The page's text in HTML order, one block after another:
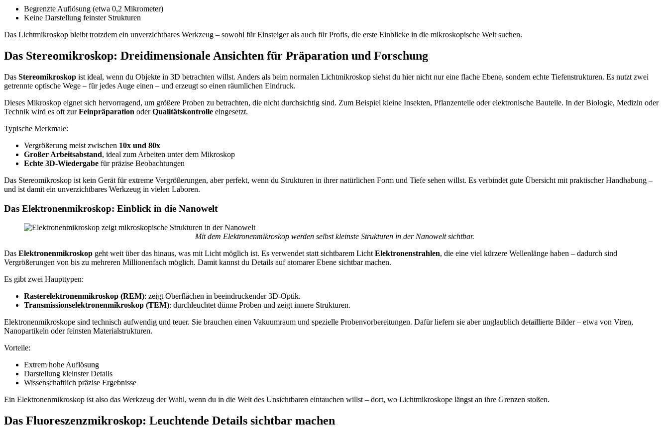
Begrenzte Auflösung (etwa 0,2 Mikrometer)
Keine Darstellung feinster Strukturen
Das Lichtmikroskop bleibt trotzdem ein unverzichtbares Werkzeug – sowohl für Einsteiger als auch für Profis, die erste Einblicke in die mikroskopische Welt suchen.
Das Stereomikroskop: Dreidimensionale Ansichten für Präparation und Forschung
Das Stereomikroskop ist ideal, wenn du Objekte in 3D betrachten willst. Anders als beim normalen Lichtmikroskop siehst du hier nicht nur eine flache Ebene, sondern echte Tiefenstrukturen. Es nutzt zwei
getrennte optische Wege – für jedes Auge einen – und erzeugt so einen räumlichen Eindruck.
Dieses Mikroskop eignet sich hervorragend, um größere Proben zu betrachten, die nicht durchsichtig sind. Zum Beispiel kleine Insekten, Pflanzenteile oder elektronische Bauteile. In der Biologie, Medizin oder
Technik wird es oft zurFeinpräparation oderQualitätskontrolle eingesetzt.
Typische Merkmale:
Vergrößerung meist zwischen 10x und 80x
Großer Arbeitsabstand, ideal zum Arbeiten unter dem Mikroskop
Echte 3D-Wiedergabe für präzise Beobachtungen
Das Stereomikroskop ist kein Gerät für extreme Vergrößerungen, aber perfekt, wenn du Strukturen in ihrer natürlichen Form und Tiefe sehen willst. Es verbindet gute Übersicht mit praktischer Handhabung –
und ist damit ein unverzichtbares Werkzeug in vielen Laboren.
Das Elektronenmikroskop: Einblick in die Nanowelt
Mit dem Elektronenmikroskop werden selbst kleinste Strukturen in der Nanowelt sichtbar.
Das Elektronenmikroskop geht weit über das hinaus, was mit Licht möglich ist. Es verwendet statt sichtbarem Licht Elektronenstrahlen, die eine viel kürzere Wellenlänge haben – dadurch sind
Vergrößerungen von bis zu mehreren Millionenfach möglich. Damit kannst du Details auf atomarer Ebene sichtbar machen.
Es gibt zwei Haupttypen:
Rasterelektronenmikroskop (REM): zeigt Oberflächen in beeindruckender 3D-Optik.
Transmissionselektronenmikroskop (TEM): durchleuchtet dünne Proben und zeigt innere Strukturen.
Elektronenmikroskope sind technisch aufwendig und teuer. Sie brauchen einen Vakuumraum und spezielle Probenvorbereitungen. Dafür liefern sie aber unglaublich detaillierte Bilder – etwa von Viren,
Nanopartikeln oder feinsten Materialstrukturen.
Vorteile:
Extrem hohe Auflösung
Darstellung kleinster Details
Wissenschaftlich präzise Ergebnisse
Ein Elektronenmikroskop ist also das Werkzeug der Wahl, wenn du in die Welt des Unsichtbaren eintauchen willst – dort, wo Lichtmikroskope längst an ihre Grenzen stoßen.
Das Fluoreszenzmikroskop: Leuchtende Details sichtbar machen